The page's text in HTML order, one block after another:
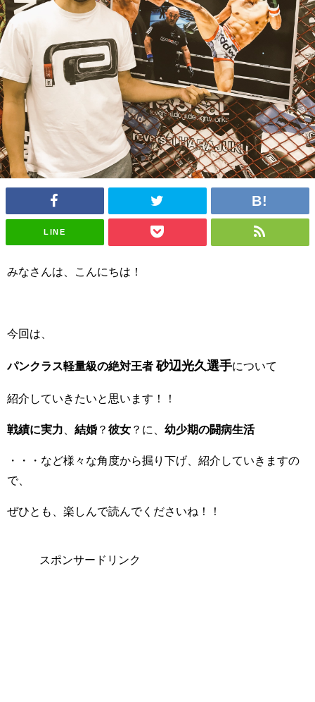
LINE
みなさんは、こんにちは！
今回は、
パンクラス軽量級の絶対王者砂辺光久選手について
紹介していきたいと思います！！
戦績に実力 結婚 ？ 彼女 ？に、 幼少期の闘病生活
・・・など様々な角度から掘り下げ、紹介していきますの
で、
ぜひとも、楽しんで読んでくださいね！！
スポンサードリンク